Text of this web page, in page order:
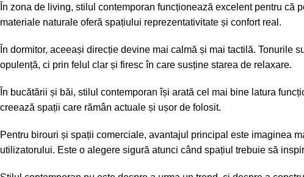
În zona de living, stilul contemporan funcționează excelent pentru
materiale naturale oferă spațiului reprezentativitate și confort real.
În dormitor, aceeași direcție devine mai calmă și mai tactilă. Tonurile
opulență, ci prin felul clar și firesc în care susține starea de relaxare.
În bucătării și băi, stilul contemporan își arată cel mai bine latura
creează spații care rămân actuale și ușor de folosit.
Pentru birouri și spații comerciale, avantajul principal este imaginea
utilizatorului. Este o alegere sigură atunci când spațiul trebuie să